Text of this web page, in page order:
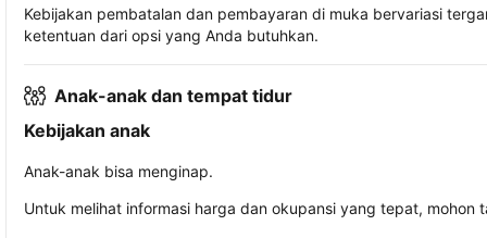
Kebijakan pembatalan dan pembayaran di muka bervariasi
ketentuan dari opsi yang Anda butuhkan.
Anak-anak dan tempat tidur
Kebijakan anak
Anak-anak bisa menginap.
Untuk melihat informasi harga dan okupansi yang tepat,